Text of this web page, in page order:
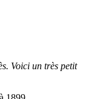
Voici un très petit